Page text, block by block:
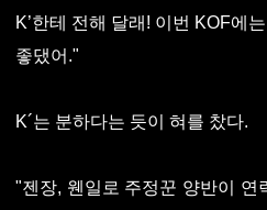
K’한테 전해 달래! 이번 KOF에
좋댔어."
K´는 분하다는 듯이 혀를 찼다.
"젠장, 웬일로 주정꾼 양반이 연